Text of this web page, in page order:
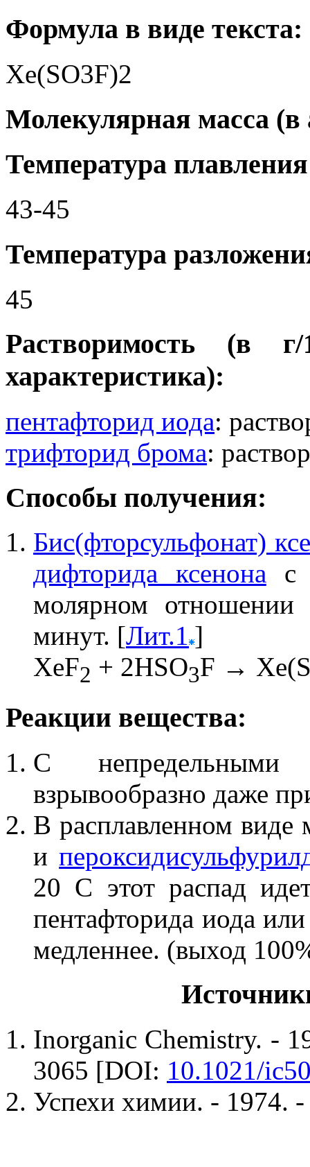
Формула в виде текста:
Xe(SO3F)2
Молекулярная масса (в
Температура
43-45
Температура
45
Растворимость (в
характеристика):
пентафторид иода:
трифторид брома:
Способы получения:
Бис(фторсульфонат)
дифторида ксенона
молярном
минут. [Лит.1 ]
XeF2 + 2HSO3F →
Реакции вещества:
С непредельными
взрывообразно даже
В расплавленном виде
и
20 С этот распад
пентафторида иода
медленнее. (выход
Inorganic Chemistry. -
3065 [DOI: 10.1021/
Успехи химии. - 1974.